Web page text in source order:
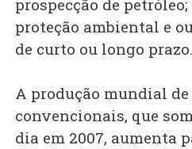
prospecção de
proteção ambiental e
de curto ou longo prazo.
A produção mundial
convencionais, que
dia em 2007, aumenta